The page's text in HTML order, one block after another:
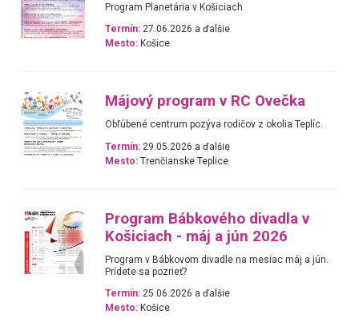
Program Planetária v Košiciach
Termín: 27.06.2026 a ďalšie
Mesto: Košice
Májový program v RC Ovečka
Obľúbené centrum pozýva rodičov z okolia Teplíc.
Termín: 29.05.2026 a ďalšie
Mesto: Trenčianske Teplice
Program Bábkového divadla v
Košiciach - máj a jún 2026
Program v Bábkovom divadle na mesiac máj a jún.
Prídete sa pozrieť?
Termín: 25.06.2026 a ďalšie
Mesto: Košice